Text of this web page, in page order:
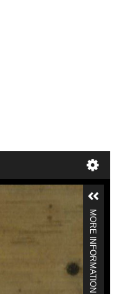
MORE INFORMATION